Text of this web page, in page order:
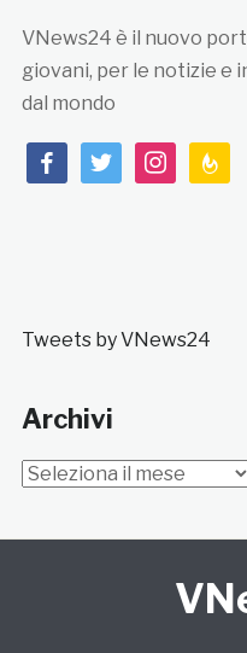
VNews24 è il nuovo
giovani, per le notizie e
dal mondo
facebooktwitterinstagram
Tweets by VNews24
Archivi
Archivi